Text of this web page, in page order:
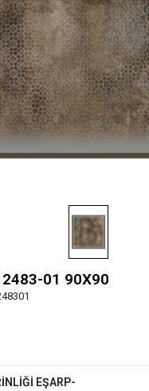
2483-01 90X90
EŞARP-